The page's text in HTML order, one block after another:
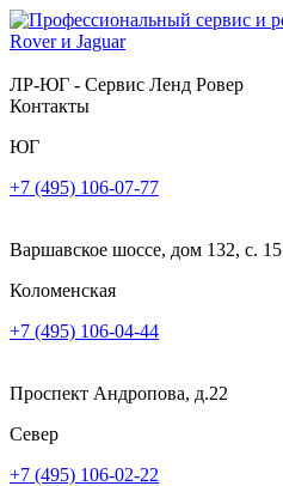
ЛР-ЮГ - Сервис Ленд Ровер
Контакты
ЮГ
+7 (495) 106-07-77
Варшавское шоссе, дом 132, с. 15
Коломенская
+7 (495) 106-04-44
Проспект Андропова, д.22
Север
+7 (495) 106-02-22